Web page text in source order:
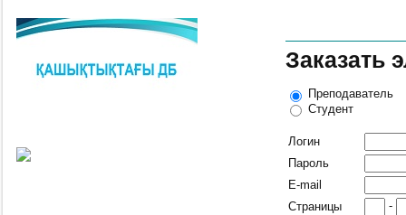
Заказать
Преподаватель
Студент
Логин
Пароль
E-mail
Страницы
-